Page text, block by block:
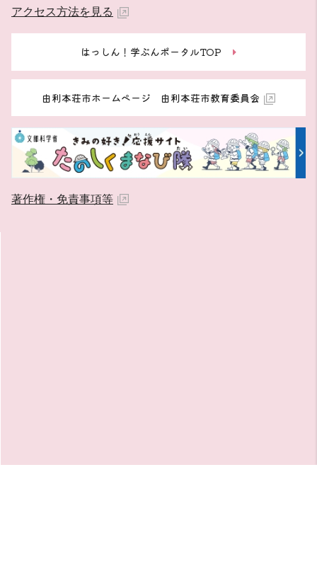
アクセス方法を見る
はっしん！学ぶんポータルTOP
由利本荘市ホームページ 由利本荘市教育委員会
著作権・免責事項等